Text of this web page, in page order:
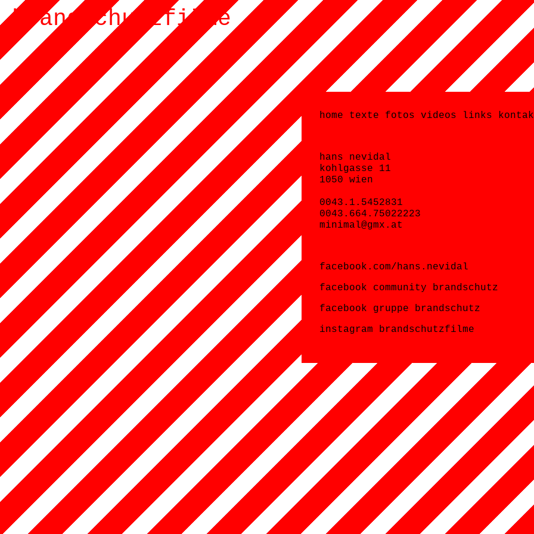
brandschutzfilme
home texte fotos videos links
hans nevidal
kohlgasse 11
1050 wien
0043.1.5452831
0043.664.75022223
minimal@gmx.at
facebook.com/hans.nevidal
facebook community brandschutz
facebook gruppe brandschutz
instagram brandschutzfilme